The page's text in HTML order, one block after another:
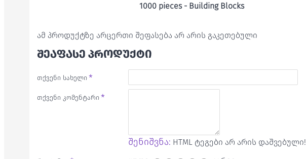
1000 pieces - Building Blocks
ამ პროდუქტზე არცერთი შეფასება არ არის გაკეთებული
ᲨᲔᲐᲤᲐᲡᲔ ᲞᲠᲝᲓᲣᲥᲢᲘ
თქვენი სახელი
თქვენი კომენტარი
შენიშვნა: HTML ტეგები არ არის დაშვებული!